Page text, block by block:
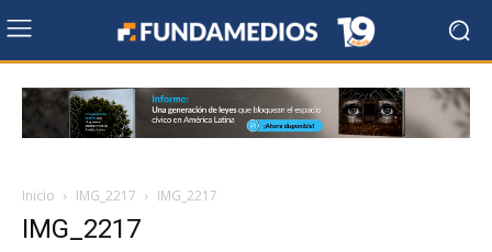
Inicio IMG_2217 IMG_2217
IMG_2217